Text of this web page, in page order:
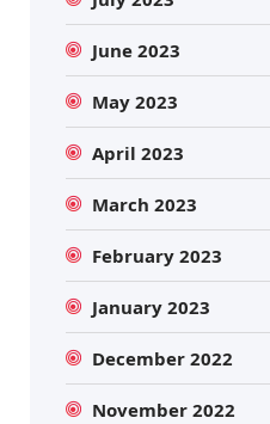
June 2023
May 2023
April 2023
March 2023
February 2023
January 2023
December 2022
November 2022